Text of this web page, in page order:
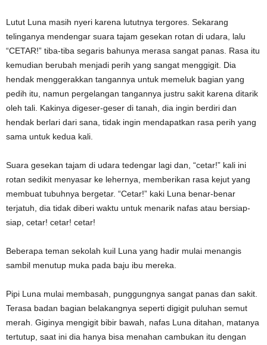
Lutut Luna masih nyeri karena lututnya tergores. Sekarang
telinganya mendengar suara tajam gesekan rotan di udara, lalu
“CETAR!” tiba-tiba segaris bahunya merasa sangat panas. Rasa itu
kemudian berubah menjadi perih yang sangat menggigit. Dia
hendak menggerakkan tangannya untuk memeluk bagian yang
pedih itu, namun pergelangan tangannya justru sakit karena ditarik
oleh tali. Kakinya digeser-geser di tanah, dia ingin berdiri dan
hendak berlari dari sana, tidak ingin mendapatkan rasa perih yang
sama untuk kedua kali.
Suara gesekan tajam di udara tedengar lagi dan, “cetar!” kali ini
rotan sedikit menyasar ke lehernya, memberikan rasa kejut yang
membuat tubuhnya bergetar. “Cetar!” kaki Luna benar-benar
terjatuh, dia tidak diberi waktu untuk menarik nafas atau bersiap-
siap, cetar! cetar! cetar!
Beberapa teman sekolah kuil Luna yang hadir mulai menangis
sambil menutup muka pada baju ibu mereka.
Pipi Luna mulai membasah, punggungnya sangat panas dan sakit.
Terasa badan bagian belakangnya seperti digigit puluhan semut
merah. Giginya mengigit bibir bawah, nafas Luna ditahan, matanya
tertutup, saat ini dia hanya bisa menahan cambukan itu dengan